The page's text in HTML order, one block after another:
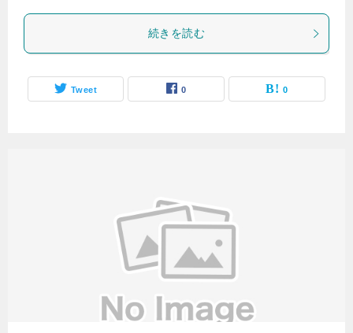
続きを読む
Tweet 0 0